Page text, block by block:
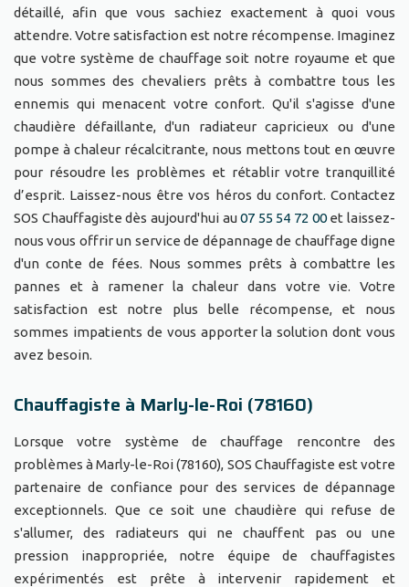
détaillé, afin que vous sachiez exactement à quoi vous
attendre. Votre satisfaction est notre récompense. Imaginez
que votre système de chauffage soit notre royaume et que
nous sommes des chevaliers prêts à combattre tous les
ennemis qui menacent votre confort. Qu'il s'agisse d'une
chaudière défaillante, d'un radiateur capricieux ou d'une
pompe à chaleur récalcitrante, nous mettons tout en œuvre
pour résoudre les problèmes et rétablir votre tranquillité
d’esprit. Laissez-nous être vos héros du confort. Contactez
SOS Chauffagiste dès aujourd'hui au07 55 54 72 00et laissez-
nous vous offrir un service de dépannage de chauffage digne
d'un conte de fées. Nous sommes prêts à combattre les
pannes et à ramener la chaleur dans votre vie. Votre
satisfaction est notre plus belle récompense, et nous
sommes impatients de vous apporter la solution dont vous
avez besoin.
Chauffagiste à Marly-le-Roi (78160)
Lorsque votre système de chauffage rencontre des
problèmes à Marly-le-Roi (78160), SOS Chauffagiste est votre
partenaire de confiance pour des services de dépannage
exceptionnels. Que ce soit une chaudière qui refuse de
s'allumer, des radiateurs qui ne chauffent pas ou une
pression inappropriée, notre équipe de chauffagistes
expérimentés est prête à intervenir rapidement et